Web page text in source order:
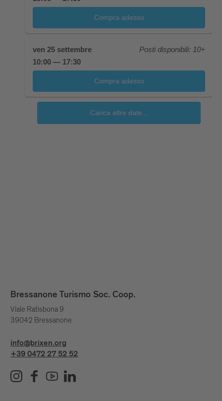
Bressanone Turismo Soc. Coop.
Viale Ratisbona 9
39042 Bressanone
info@brixen.org
+39 0472 27 52 52